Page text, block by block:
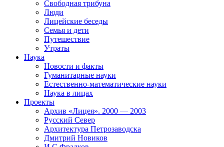
Свободная трибуна
Люди
Лицейские беседы
Семья и дети
Путешествие
Утраты
Наука
Новости и факты
Гуманитарные науки
Естественно-математические науки
Наука в лицах
Проекты
Архив «Лицея». 2000 — 2003
Русский Север
Архитектура Петрозаводска
Дмитрий Новиков